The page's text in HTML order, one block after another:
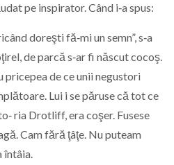
pe inspirator. Când i‑a spus:
doreşti fă‑mi un semn”, s‑a
de parcă s‑ar fi născut cocoş.
pricepea de ce unii negustori
Lui i se păruse că tot ce
ria Drotliff, era coşer. Fusese
Cam fără ţâţe. Nu puteam